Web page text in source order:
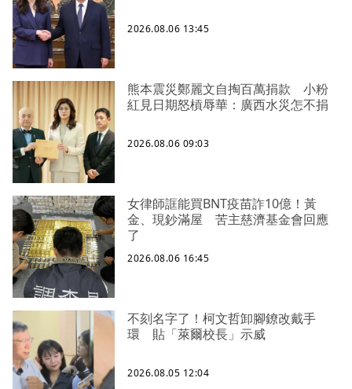
2026.08.06 13:45
熊本震災鄭麗文自掏百萬捐款 小粉
紅見日期怒槓辱華：廣西水災怎不捐
2026.08.06 09:03
女律師誆能買BNT疫苗詐10億！黃
金、現鈔滿屋 苦主慈濟基金會回應
了
2026.08.06 16:45
不刻名字了！柯文哲卸腳鐐改戴手
環 貼「萊爾校長」示威
2026.08.05 12:04